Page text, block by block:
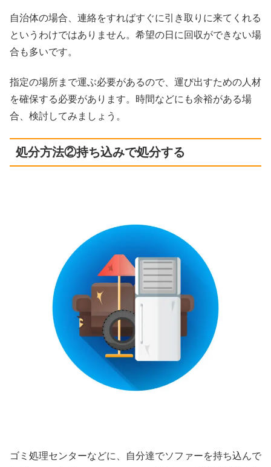
自治体の場合、連絡をすればすぐに引き取りに来てくれる
というわけではありません。希望の日に回収ができない場
合も多いです。
指定の場所まで運ぶ必要があるので、運び出すための人材
を確保する必要があります。時間などにも余裕がある場
合、検討してみましょう。
処分方法②持ち込みで処分する
ゴミ処理センターなどに、自分達でソファーを持ち込んで